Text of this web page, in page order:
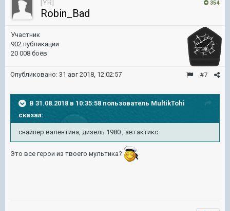
354
[YR]
Robin_Bad
Участник
902 публикации
20 008 боёв
#7
Опубликовано: 31 авг 2018, 12:02:57
В 31.08.2018 в 10:35:58 пользователь MultikTohi
сказал:
снайпер валентина, дизель 1980 , автактикс
Это все герои из твоего мультика?